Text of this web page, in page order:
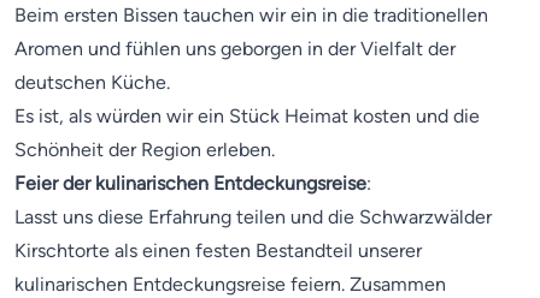
Beim ersten Bissen tauchen wir ein in die traditionellen
Aromen und fühlen uns geborgen in der Vielfalt der
deutschen Küche.
Es ist, als würden wir ein Stück Heimat kosten und die
Schönheit der Region erleben.
Feier der kulinarischen Entdeckungsreise:
Lasst uns diese Erfahrung teilen und die Schwarzwälder
Kirschtorte als einen festen Bestandteil unserer
kulinarischen Entdeckungsreise feiern. Zusammen